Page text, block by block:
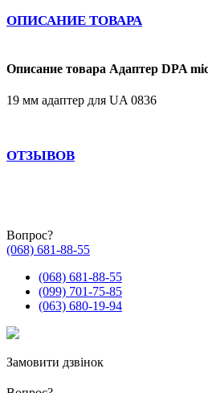
ОПИСАНИЕ ТОВАРА
Описание товара Адаптер DPA
19 мм адаптер для UA 0836
ОТЗЫВОВ
Вопрос?
(068) 681-88-55
(068) 681-88-55
(099) 701-75-85
(063) 680-19-94
Замовити дзвінок